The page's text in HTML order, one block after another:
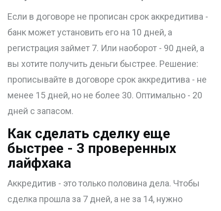
Если в договоре не прописан срок аккредитива -
банк может установить его на 10 дней, а
регистрация займет 7. Или наоборот - 90 дней, а
вы хотите получить деньги быстрее. Решение:
прописывайте в договоре срок аккредитива - не
менее 15 дней, но не более 30. Оптимально - 20
дней с запасом.
Как сделать сделку еще
быстрее - 3 проверенных
лайфхака
Аккредитив - это только половина дела. Чтобы
сделка прошла за 7 дней, а не за 14, нужно